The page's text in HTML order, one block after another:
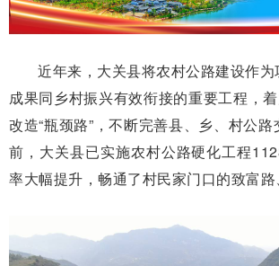
近年来，大关县将农村公路建设作
成果同乡村振兴有效衔接的重要工程，着
改造“瓶颈路”，不断完善县、乡、村公路
前，大关县已实施农村公路硬化工程
率大幅提升，畅通了村民家门口的致富路